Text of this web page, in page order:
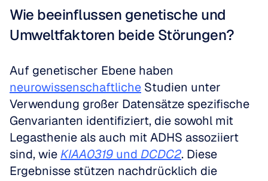
Wie beeinflussen genetische und
Umweltfaktoren beide Störungen?
neurowissenschaftliche Studien unter
Verwendung großer Datensätze spezifische
Genvarianten identifiziert, die sowohl mit
Legasthenie als auch mit ADHS assoziiert
sind, wie KIAA0319 und DCDC2. Diese
Ergebnisse stützen nachdrücklich die